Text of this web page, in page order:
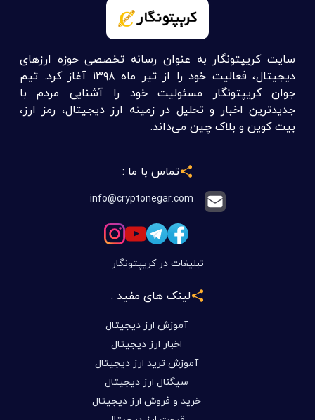
سایت کریپتونگار به عنوان رسانه تخصصی حوزه ارزهای
دیجیتال، فعالیت خود را از تیر ماه ۱۳۹۸ آغاز کرد. تیم
جوان کریپتونگار مسئولیت خود را آشنایی مردم با
جدیدترین اخبار و تحلیل در زمینه ارز دیجیتال، رمز ارز،
بیت کوین و بلاک چین می‌داند.
تماس با ما :
info@cryptonegar.com
تبلیغات در کریپتونگار
لینک های مفید :
آموزش ارز دیجیتال
اخبار ارز دیجیتال
آموزش ترید ارز دیجیتال
سیگنال ارز دیجیتال
خرید و فروش ارز دیجیتال